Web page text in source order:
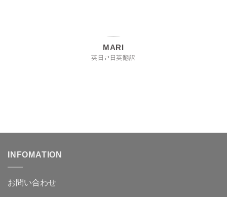
MARI
英日⇄日英翻訳
INFOMATION
お問い合わせ